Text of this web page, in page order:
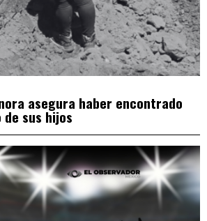
asegura haber encontrado
sus hijos